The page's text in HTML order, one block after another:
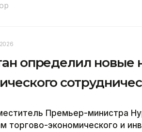
определил новые
Премьер-министра
торгово-экономического и